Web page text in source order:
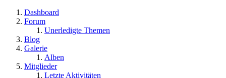
Dashboard
Forum
Unerledigte Themen
Blog
Galerie
Alben
Mitglieder
Letzte Aktivitäten